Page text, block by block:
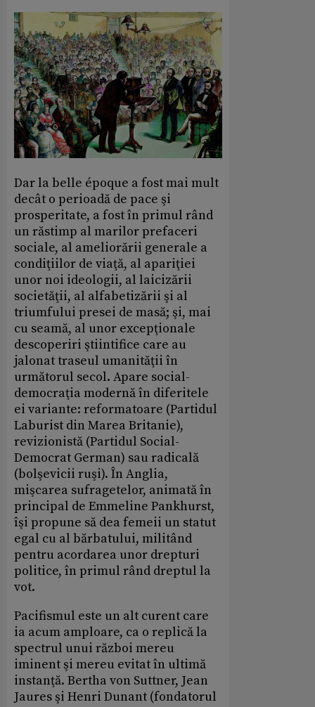
Dar la belle époque a fost mai mult
decât o perioadă de pace şi
prosperitate, a fost în primul rând
un răstimp al marilor prefaceri
sociale, al ameliorării generale a
condiţiilor de viaţă, al apariţiei
unor noi ideologii, al laicizării
societăţii, al alfabetizării şi al
triumfului presei de masă; şi, mai
cu seamă, al unor excepţionale
descoperiri ştiintifice care au
jalonat traseul umanităţii în
următorul secol. Apare social-
democraţia modernă în diferitele
ei variante: reformatoare (Partidul
Laburist din Marea Britanie),
revizionistă (Partidul Social-
Democrat German) sau radicală
(bolşevicii ruşi). În Anglia,
mişcarea sufragetelor, animată în
principal de Emmeline Pankhurst,
îşi propune să dea femeii un statut
egal cu al bărbatului, militând
pentru acordarea unor drepturi
politice, în primul rând dreptul la
vot.
Pacifismul este un alt curent care
ia acum amploare, ca o replică la
spectrul unui război mereu
iminent şi mereu evitat în ultimă
instanţă. Bertha von Suttner, Jean
Jaures şi Henri Dunant (fondatorul